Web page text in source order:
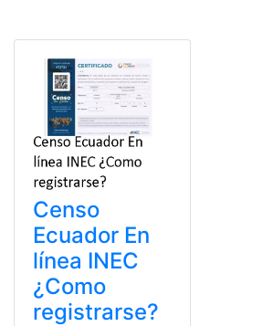
Censo
Ecuador En
línea INEC
¿Como
registrarse?